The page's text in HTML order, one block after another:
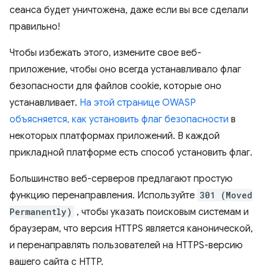
сеанса будет уничтожена, даже если вы все сделали
правильно!
Чтобы избежать этого, измените свое веб-
приложение, чтобы оно всегда устанавливало флаг
безопасности для файлов cookie, которые оно
устанавливает. На этой странице OWASP
объясняется, как установить флаг безопасности в
некоторых платформах приложений. В каждой
прикладной платформе есть способ установить флаг.
Большинство веб-серверов предлагают простую
функцию перенаправления. Используйте 301 (Moved
Permanently) , чтобы указать поисковым системам и
браузерам, что версия HTTPS является канонической,
и перенаправлять пользователей на HTTPS-версию
вашего сайта с HTTP.